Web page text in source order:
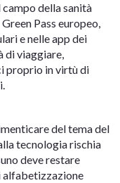
della sanità
Pass europeo,
e nelle app dei
di viaggiare,
proprio in virtù di
del tema del
tecnologia rischia
deve restare